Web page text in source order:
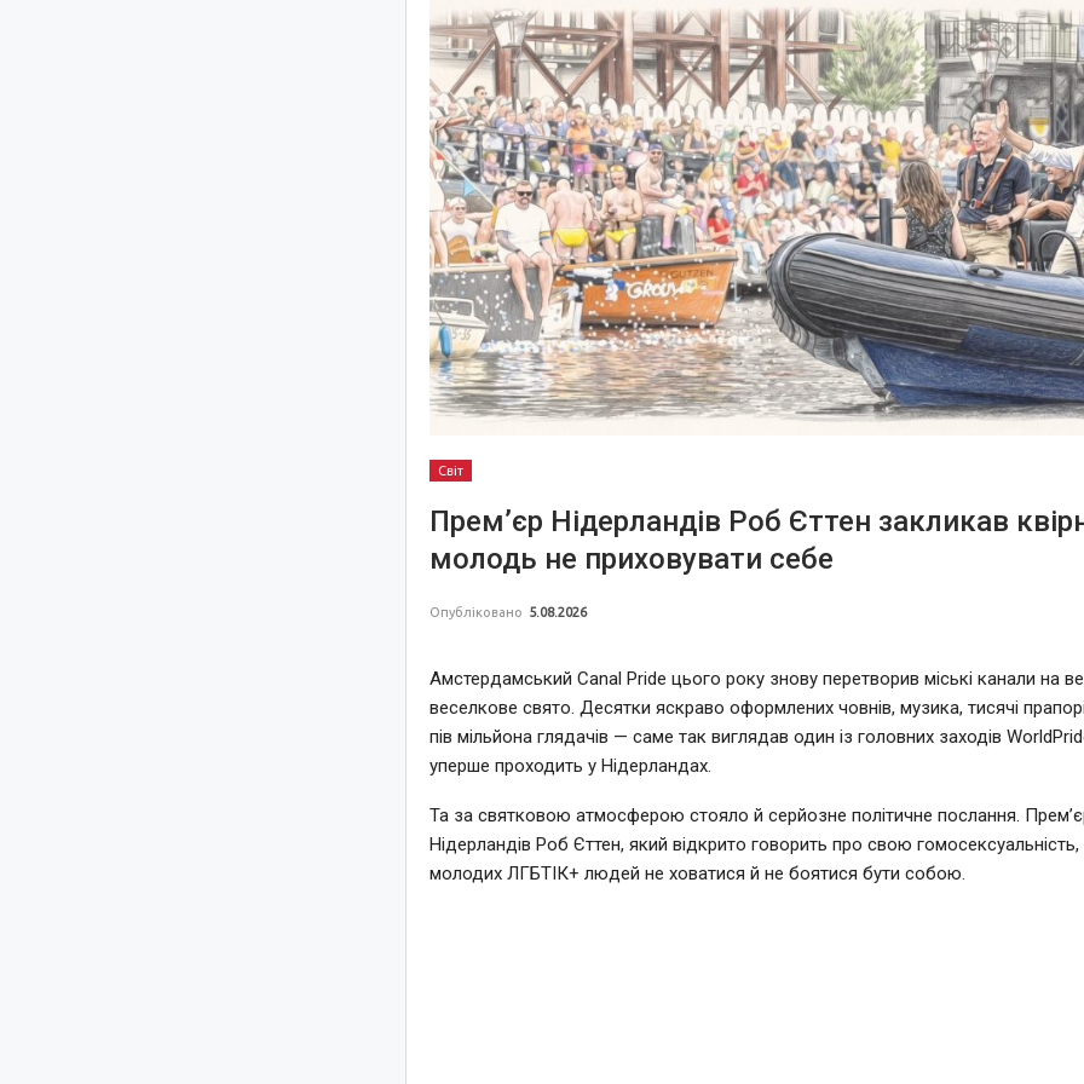
Світ
Прем’єр Нідерландів Роб Єттен закликав
молодь не приховувати себе
Опубліковано 5.08.2026
Амстердамський Canal Pride цього року знову перетворив міські канали на
веселкове свято. Десятки яскраво оформлених човнів, музика, тисячі
пів мільйона глядачів — саме так виглядав один із головних заходів
уперше проходить у Нідерландах.
Та за святковою атмосферою стояло й серйозне політичне послання.
Нідерландів Роб Єттен, який відкрито говорить про свою
молодих ЛГБТІК+ людей не ховатися й не боятися бути собою.